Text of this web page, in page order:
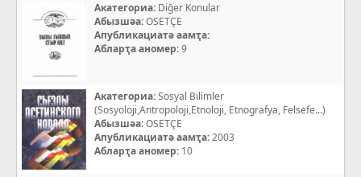
Акатегориа: Diğer Konular
Абызшәа:OSETÇE
Апубликациатә аамҭа:
Абларҭа аномер:9
Акатегориа:Sosyal Bilimler
(Sosyoloji,Antropoloji,Etnoloji, Etnografya, Felsefe...)
Абызшәа:OSETÇE
Апубликациатә аамҭа:2003
Абларҭа аномер: 10